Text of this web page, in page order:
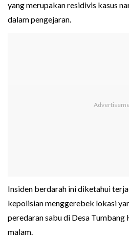
yang merupakan residivis kasus
dalam pengejaran.
Insiden berdarah ini diketahui
kepolisian menggerebek lokasi
peredaran sabu di Desa Tumbang
malam.